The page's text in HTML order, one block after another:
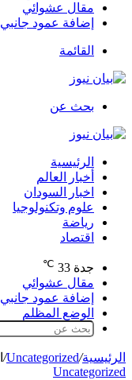
مقال عشوائي
إضافة عمود جانبي
القائمة
بحث عن
الرئيسية
أخبار العالم
اخبار السودان
علوم وتكنولوجيا
رياضة
اقتصاد
جدة 33
℃
مقال عشوائي
إضافة عمود جانبي
الوضع المظلم
الرئيسية/
Uncategorized
/
Uncategorized